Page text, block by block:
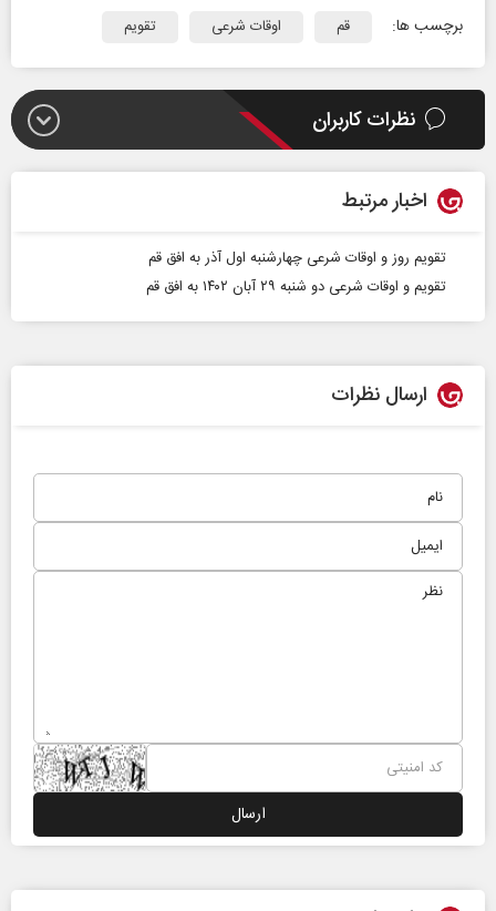
برچسب ها: قم اوقات شرعی تقویم
نظرات کاربران
اخبار مرتبط
تقویم روز و اوقات شرعی چهارشنبه اول آذر به افق قم
تقویم و اوقات شرعی دو شنبه ۲۹ آبان ۱۴۰۲ به افق قم
ارسال نظرات